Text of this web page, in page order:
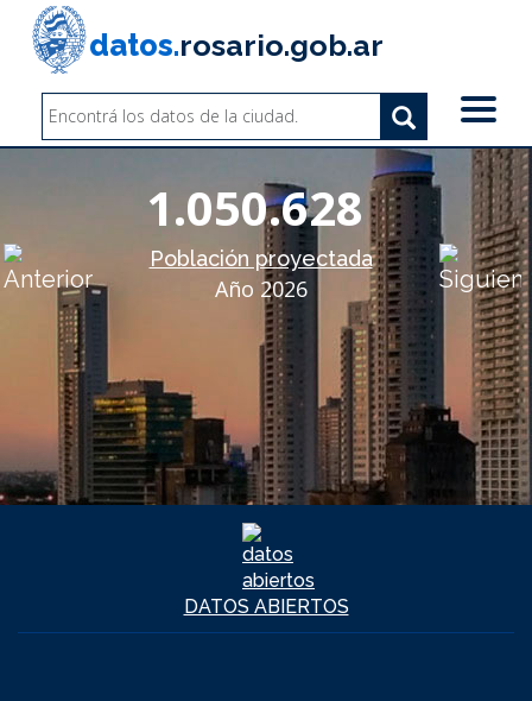
Pasar
contenido
datos.rosario.gob.ar
Buscar Search
1.050.628
Población proyectada
Año 2026
DATOS ABIERTOS